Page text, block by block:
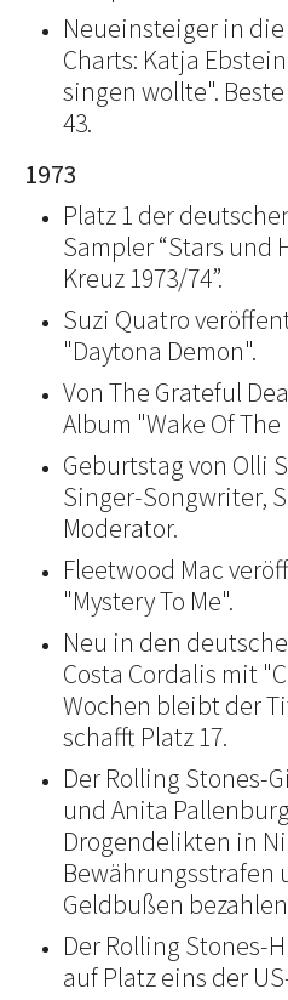
Neueinsteiger in
Charts: Katja
singen wollte".
43.
1973
Platz 1 der
Sampler “Stars und
Kreuz 1973/74”.
Suzi Quatro
"Daytona Demon".
Von The Grateful
Album "Wake Of The
Geburtstag von Olli
Singer-Songwriter,
Moderator.
Fleetwood Mac
"Mystery To Me".
Neu in den
Costa Cordalis mit
Wochen bleibt der
schafft Platz 17.
Der Rolling Stones-
und Anita
Drogendelikten in
Bewährungsstrafen
Geldbußen bezahlen
Der Rolling Stones-
auf Platz eins der